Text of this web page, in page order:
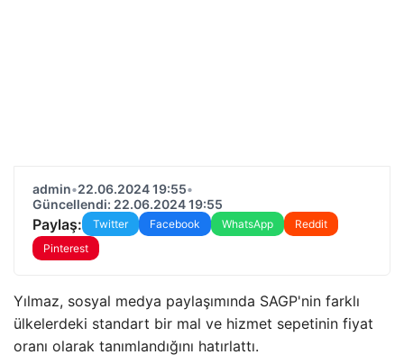
admin•22.06.2024 19:55•
Güncellendi: 22.06.2024 19:55
Paylaş: Twitter Facebook WhatsApp
Reddit
Pinterest
Yılmaz, sosyal medya paylaşımında SAGP'nin farklı
ülkelerdeki standart bir mal ve hizmet sepetinin fiyat
oranı olarak tanımlandığını hatırlattı.